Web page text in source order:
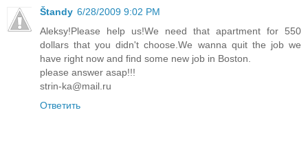
Štandy 6/28/2009 9:02 PM
Aleksy!Please help us!We need that apartment for 550
dollars that you didn't choose.We wanna quit the job we
have right now and find some new job in Boston.
please answer asap!!!
strin-ka@mail.ru
Ответить